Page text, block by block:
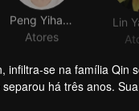
Atores
Lin
se na família Qin
há três anos.
Yunong como uma